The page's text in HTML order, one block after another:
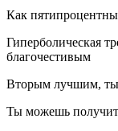
Как
Гиперболическая
благочестивым
Вторым лучшим,
Ты можешь